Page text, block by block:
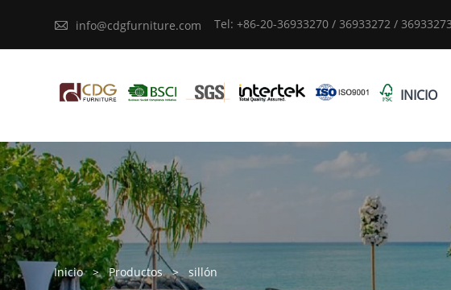
 info@cdgfurniture.com Tel: +86-20-36933270 / 36933272 /
INICIO
Inicio > Productos > sillón